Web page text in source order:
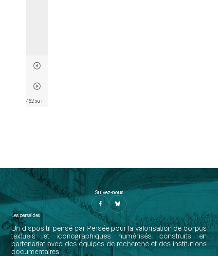
Suivez-nous
Les perséides
Un dispositif pensé par Persée pour la valorisation de corpus
textuels et iconographiques numérisés construits en
partenariat avec des équipes de recherche et des institutions
documentaires.